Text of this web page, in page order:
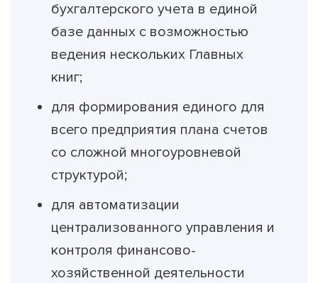
бухгалтерского учета в единой
базе данных с возможностью
ведения нескольких Главных
книг;
для формирования единого для
всего предприятия плана счетов
со сложной многоуровневой
структурой;
для автоматизации
централизованного управления и
контроля финансово-
хозяйственной деятельности